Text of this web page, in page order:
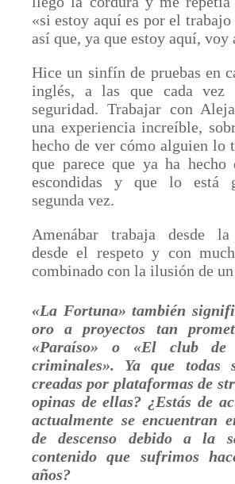
«si estoy aquí es por el trabajo
así que, ya que estoy aquí, voy
Hice un sinfín de pruebas en
inglés, a las que cada vez
seguridad. Trabajar con
una experiencia increíble,
hecho de ver cómo alguien lo
que parece que ya ha hecho
escondidas y que lo está
segunda vez.
Amenábar trabaja desde la
desde el respeto y con
combinado con la ilusión de
«La Fortuna» también
oro a proyectos tan
«Paraíso» o «El club de
criminales». Ya que todas
creadas por plataformas de
opinas de ellas? ¿Estás de
actualmente se encuentran
de descenso debido a la
contenido que sufrimos
años?